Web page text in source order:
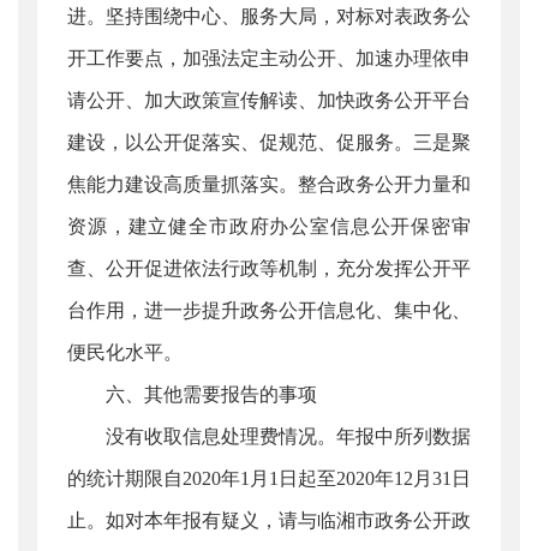
进。坚持围绕中心、服务大局，对标对表政务公
开工作要点，加强法定主动公开、加速办理依申
请公开、加大政策宣传解读、加快政务公开平台
建设，以公开促落实、促规范、促服务。三是聚
焦能力建设高质量抓落实。整合政务公开力量和
资源，建立健全市政府办公室信息公开保密审
查、公开促进依法行政等机制，充分发挥公开平
台作用，进一步提升政务公开信息化、集中化、
便民化水平。
六、其他需要报告的事项
没有收取信息处理费情况。年报中所列数据
的统计期限自2020年1月1日起至2020年12月31日
止。如对本年报有疑义，请与临湘市政务公开政